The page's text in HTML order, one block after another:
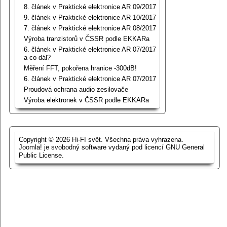
8. článek v Praktické elektronice AR 09/2017
9. článek v Praktické elektronice AR 10/2017
7. článek v Praktické elektronice AR 08/2017
Výroba tranzistorů v ČSSR podle EKKARa
6. článek v Praktické elektronice AR 07/2017
a co dál?
Měření FFT, pokořena hranice -300dB!
6. článek v Praktické elektronice AR 07/2017
Proudová ochrana audio zesilovače
Výroba elektronek v ČSSR podle EKKARa
Copyright © 2026 Hi-FI svět. Všechna práva vyhrazena.
Joomla! je svobodný software vydaný pod licencí GNU General
Public License.